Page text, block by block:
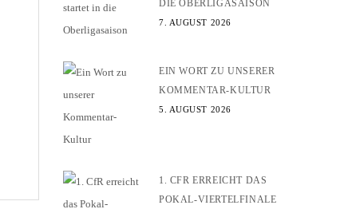
DIE OBERLIGASAISON
7. AUGUST 2026
EIN WORT ZU UNSERER
KOMMENTAR-KULTUR
5. AUGUST 2026
1. CFR ERREICHT DAS
POKAL-VIERTELFINALE